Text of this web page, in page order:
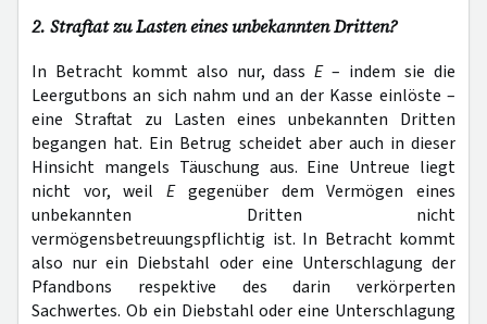
2. Straftat zu Lasten eines unbekannten Dritten?
In Betracht kommt also nur, dassE– indem sie die
Leergutbons an sich nahm und an der Kasse einlöste –
eine Straftat zu Lasten eines unbekannten Dritten
begangen hat. Ein Betrug scheidet aber auch in dieser
Hinsicht mangels Täuschung aus. Eine Untreue liegt
nicht vor, weilEgegenüber dem Vermögen eines
unbekannten Dritten nicht
vermögensbetreuungspflichtig ist. In Betracht kommt
also nur ein Diebstahl oder eine Unterschlagung der
Pfandbons respektive des darin verkörperten
Sachwertes. Ob ein Diebstahl oder eine Unterschlagung